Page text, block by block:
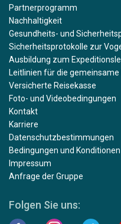
Partnerprogramm
Nachhaltigkeit
Gesundheits- und
Sicherheitsprotokolle zur
Ausbildung zum
Leitlinien für die gemeinsame
Versicherte Reisekasse
Foto- und Videobedingungen
Kontakt
Karriere
Datenschutzbestimmungen
Bedingungen und Konditionen
Impressum
Anfrage der Gruppe
Folgen Sie uns: